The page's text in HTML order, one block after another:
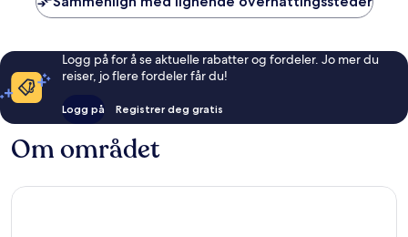
Logg på for å se aktuelle rabatter og fordeler. Jo mer du
reiser, jo flere fordeler får du!
Logg på Registrer deg gratis
Om området